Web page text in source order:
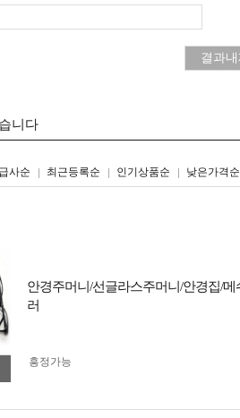
니다
사순 최근등록순 인기상품순 낮은가격순
리스트형갤러리형
안경주머니/선글라스주머니/안경집/
러
흥정가능